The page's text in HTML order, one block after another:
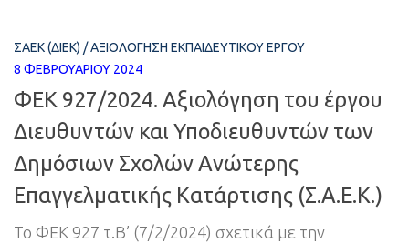
ΣΑΕΚ (ΔΙΕΚ) /ΑΞΙΟΛΌΓΗΣΗ ΕΚΠΑΙΔΕΥΤΙΚΟΎ ΈΡΓΟΥ
8 ΦΕΒΡΟΥΑΡΊΟΥ 2024
ΦΕΚ 927/2024. Αξιολόγηση του έργου
Διευθυντών και Υποδιευθυντών των
Δημόσιων Σχολών Ανώτερης
Επαγγελματικής Κατάρτισης (Σ.Α.Ε.Κ.)
Το ΦΕΚ 927 τ.Β’ (7/2/2024) σχετικά με την